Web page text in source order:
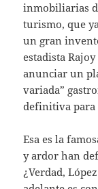
inmobiliarias
turismo, que
un gran
estadista
anunciar un
variada”
definitiva para
Esa es la
y ardor han
¿Verdad,